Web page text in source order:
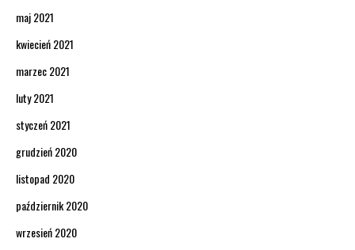
maj 2021
kwiecień 2021
marzec 2021
luty 2021
styczeń 2021
grudzień 2020
listopad 2020
październik 2020
wrzesień 2020